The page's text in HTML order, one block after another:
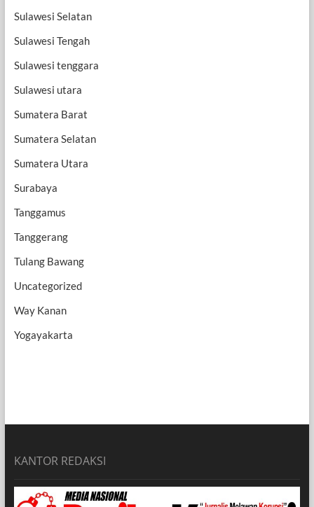
Sulawesi Selatan
Sulawesi Tengah
Sulawesi tenggara
Sulawesi utara
Sumatera Barat
Sumatera Selatan
Sumatera Utara
Surabaya
Tanggamus
Tanggerang
Tulang Bawang
Uncategorized
Way Kanan
Yogayakarta
KANTOR REDAKSI